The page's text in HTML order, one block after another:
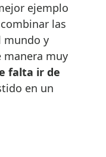
ejemplo
las
mundo y
muy
falta ir de
en un